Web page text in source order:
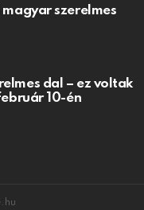
szerelmes
dal – ez voltak
10-én